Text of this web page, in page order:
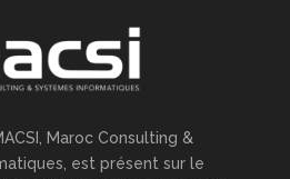
Maroc Consulting &
est présent sur le